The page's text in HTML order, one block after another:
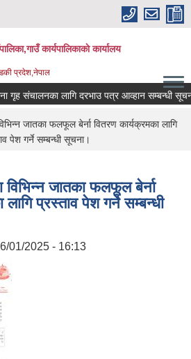
कार्यपालिकाकाे कार्यालय
प्रदेश,नेपाल
संचालनका लागि दरभाउ पत्र आव्हान सम्बन्धी सूचना।
जातका फलफूल बेर्ना वितरण कार्यक्रमका लागि
पेश गर्ने सम्बन्धी सूचना।
विभिन्न जातका फलफूल बेर्ना
प्रस्ताव पेश गर्ने सम्बन्धी
01/2025 - 16:13